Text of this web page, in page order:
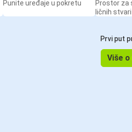
Punite uređaje u pokretu
Prostor za
ličnih stvari
Prvi put
Više